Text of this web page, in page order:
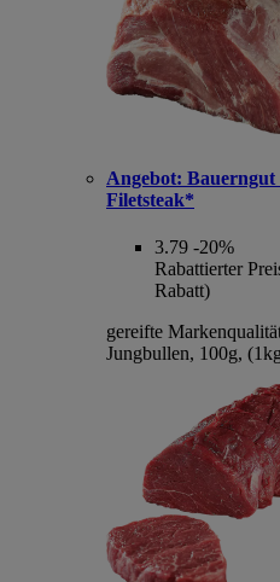
Angebot: Bauerngut
Filetsteak*
3.79 -20%
Rabattierter
Rabatt)
gereifte
Jungbullen, 100g,